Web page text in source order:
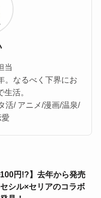
当
。なるべく下界にお
活。
活/ アニメ/漫画/温泉/
100円!?】去年から発売
シル×セリアのコラボ